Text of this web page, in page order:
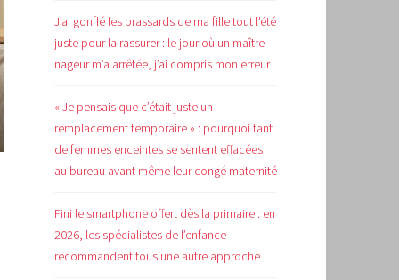
J’ai gonflé les brassards de ma fille tout l’été
juste pour la rassurer : le jour où un maître-
nageur m’a arrêtée, j’ai compris mon erreur
« Je pensais que c’était juste un
remplacement temporaire » : pourquoi tant
de femmes enceintes se sentent effacées
au bureau avant même leur congé maternité
Fini le smartphone offert dès la primaire : en
2026, les spécialistes de l’enfance
recommandent tous une autre approche